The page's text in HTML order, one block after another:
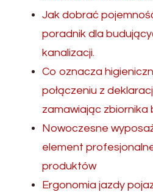
Jak dobrać
poradnik dla
kanalizacji.
Co oznacza
połączeniu z
zamawiając
Nowoczesne
element
produktów
Ergonomia jazdy